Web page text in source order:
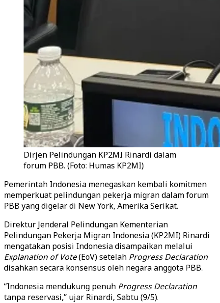
Dirjen Pelindungan KP2MI Rinardi dalam
forum PBB. (Foto: Humas KP2MI)
Pemerintah Indonesia menegaskan kembali komitmen
memperkuat pelindungan pekerja migran dalam forum
PBB yang digelar di New York, Amerika Serikat.
Direktur Jenderal Pelindungan Kementerian
Pelindungan Pekerja Migran Indonesia (KP2MI) Rinardi
mengatakan posisi Indonesia disampaikan melalui
Explanation of Vote(EoV) setelah Progress Declaration
disahkan secara konsensus oleh negara anggota PBB.
“Indonesia mendukung penuh Progress Declaration
tanpa reservasi,” ujar Rinardi, Sabtu (9/5).